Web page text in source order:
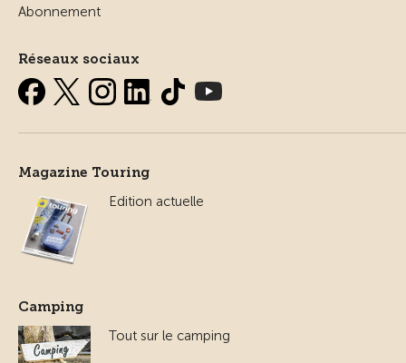
Abonnement
Réseaux sociaux
Magazine Touring
Edition actuelle
Camping
Tout sur le camping